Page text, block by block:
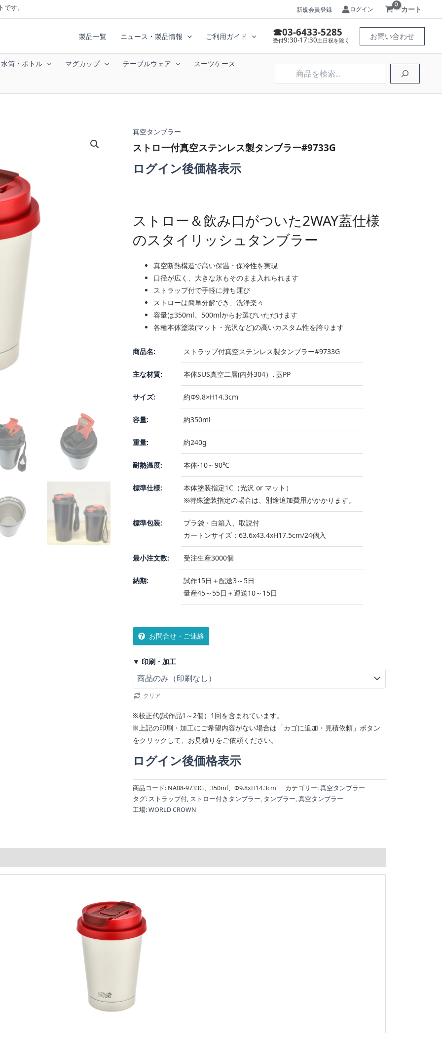
す。 新規会員登録 ログイン カート
製品一覧 ニュース・製品情報 ご利用ガイド ☎03-6433-5285
受付9:30-17:30土日祝を除く お問い合わせ
水筒・ボトル マグカップ テーブルウェア スーツケース
真空タンブラー
ストロー付真空ステンレス製タンブラー#9733G
ログイン後価格表示
ストロー＆飲み口がついた2WAY蓋仕様
のスタイリッシュタンブラー
真空断熱構造で高い保温・保冷性を実現
口径が広く、大きな氷もそのまま入れられます
ストラップ付で手軽に持ち運び
ストローは簡単分解でき、洗浄楽々
容量は350ml、500mlからお選びいただけます
各種本体塗装(マット・光沢など)の高いカスタム性を誇ります
商品名: ストラップ付真空ステンレス製タンブラー#9733G
主な材質: 本体SUS真空二層(内外304）､蓋PP
サイズ: 約Φ9.8×H14.3cm
容量: 約350ml
重量: 約240g
耐熱温度: 本体-10～90℃
標準仕様:
本体塗装指定1C（光沢 or マット）
※特殊塗装指定の場合は、別途追加費用がかかります。
標準包装:
プラ袋・白箱入、取説付
カートンサイズ：63.6x43.4xH17.5cm/24個入
最小注文数: 受注生産3000個
納期:
試作15日＋配送3～5日
量産45～55日＋運送10～15日
お問合せ・ご連絡
▼ 印刷・加工
クリア
※校正代(試作品1～2個）1回を含まれています。
※上記の印刷・加工にご希望内容がない場合は「カゴに追加・見積依頼」ボタン
をクリックして、お見積りをご依頼ください。
ログイン後価格表示
商品コード: NA08-9733G、350ml、Φ9.8xH14.3cm カテゴリー:真空タンブラー
タグ: ストラップ付, ストロー付きタンブラー, タンブラー,真空タンブラー
工場:WORLD CROWN